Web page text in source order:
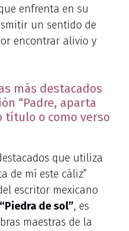
enfrenta en su
un sentido de
encontrar alivio y
más destacados
“Padre, aparta
título o como verso
que utiliza
de mí este cáliz”
escritor mexicano
“Piedra de sol”, es
maestras de la